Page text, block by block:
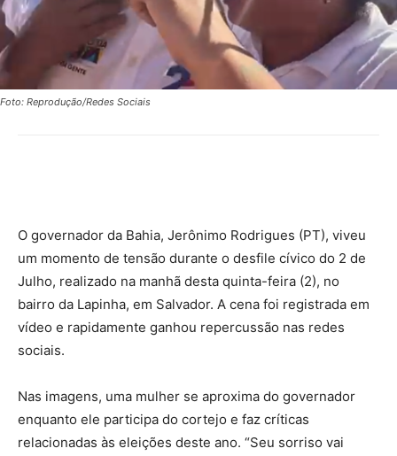
Foto: Reprodução/Redes Sociais
O governador da Bahia, Jerônimo Rodrigues (PT), viveu
um momento de tensão durante o desfile cívico do 2 de
Julho, realizado na manhã desta quinta-feira (2), no
bairro da Lapinha, em Salvador. A cena foi registrada em
vídeo e rapidamente ganhou repercussão nas redes
sociais.
Nas imagens, uma mulher se aproxima do governador
enquanto ele participa do cortejo e faz críticas
relacionadas às eleições deste ano. “Seu sorriso vai